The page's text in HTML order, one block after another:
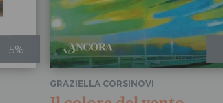
- 5%
GRAZIELLA CORSINOVI